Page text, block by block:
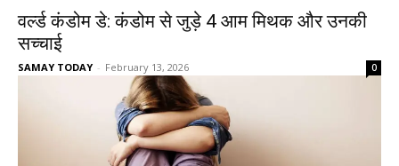
वर्ल्ड कंडोम डे: कंडोम से जुड़े 4 आम मिथक और उनकी
सच्चाई
SAMAY TODAY - February 13, 2026 0